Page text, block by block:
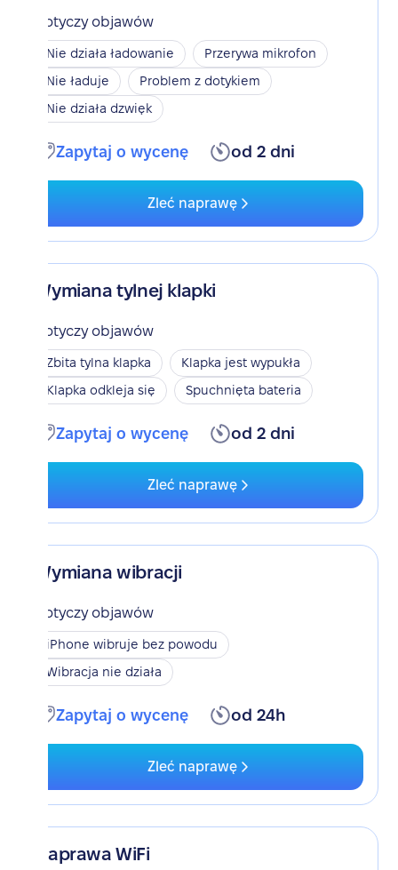
Dotyczy objawów
Nie działa ładowanie
Przerywa mikrofon
Nie ładuje
Problem z dotykiem
Nie działa dzwięk
Zapytaj o wycenę od 2 dni
Zleć naprawę
Wymiana tylnej klapki
Dotyczy objawów
Zbita tylna klapka
Klapka jest wypukła
Klapka odkleja się
Spuchnięta bateria
Zapytaj o wycenę od 2 dni
Zleć naprawę
Wymiana wibracji
Dotyczy objawów
iPhone wibruje bez powodu
Wibracja nie działa
Zapytaj o wycenę od 24h
Zleć naprawę
Naprawa WiFi